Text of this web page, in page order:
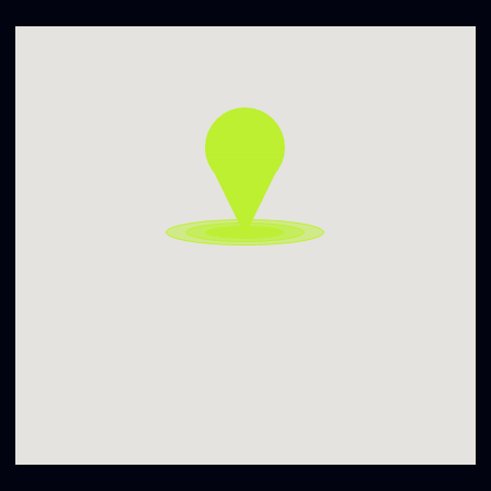
daug kitų įtakingų leidinių.
Tai bus pirmoji Bnny viešnagė ir pasirodymas Lietuvoje. Ji ir
pati nekantrauja aplankyti Lietuvą, kur slypi jos šaknys.
Estradà maža, jauki ir viskas čia labai arti.
Pats tas tokiam intymiam pasirodymui!
Fone – Bnny Live on KEXP